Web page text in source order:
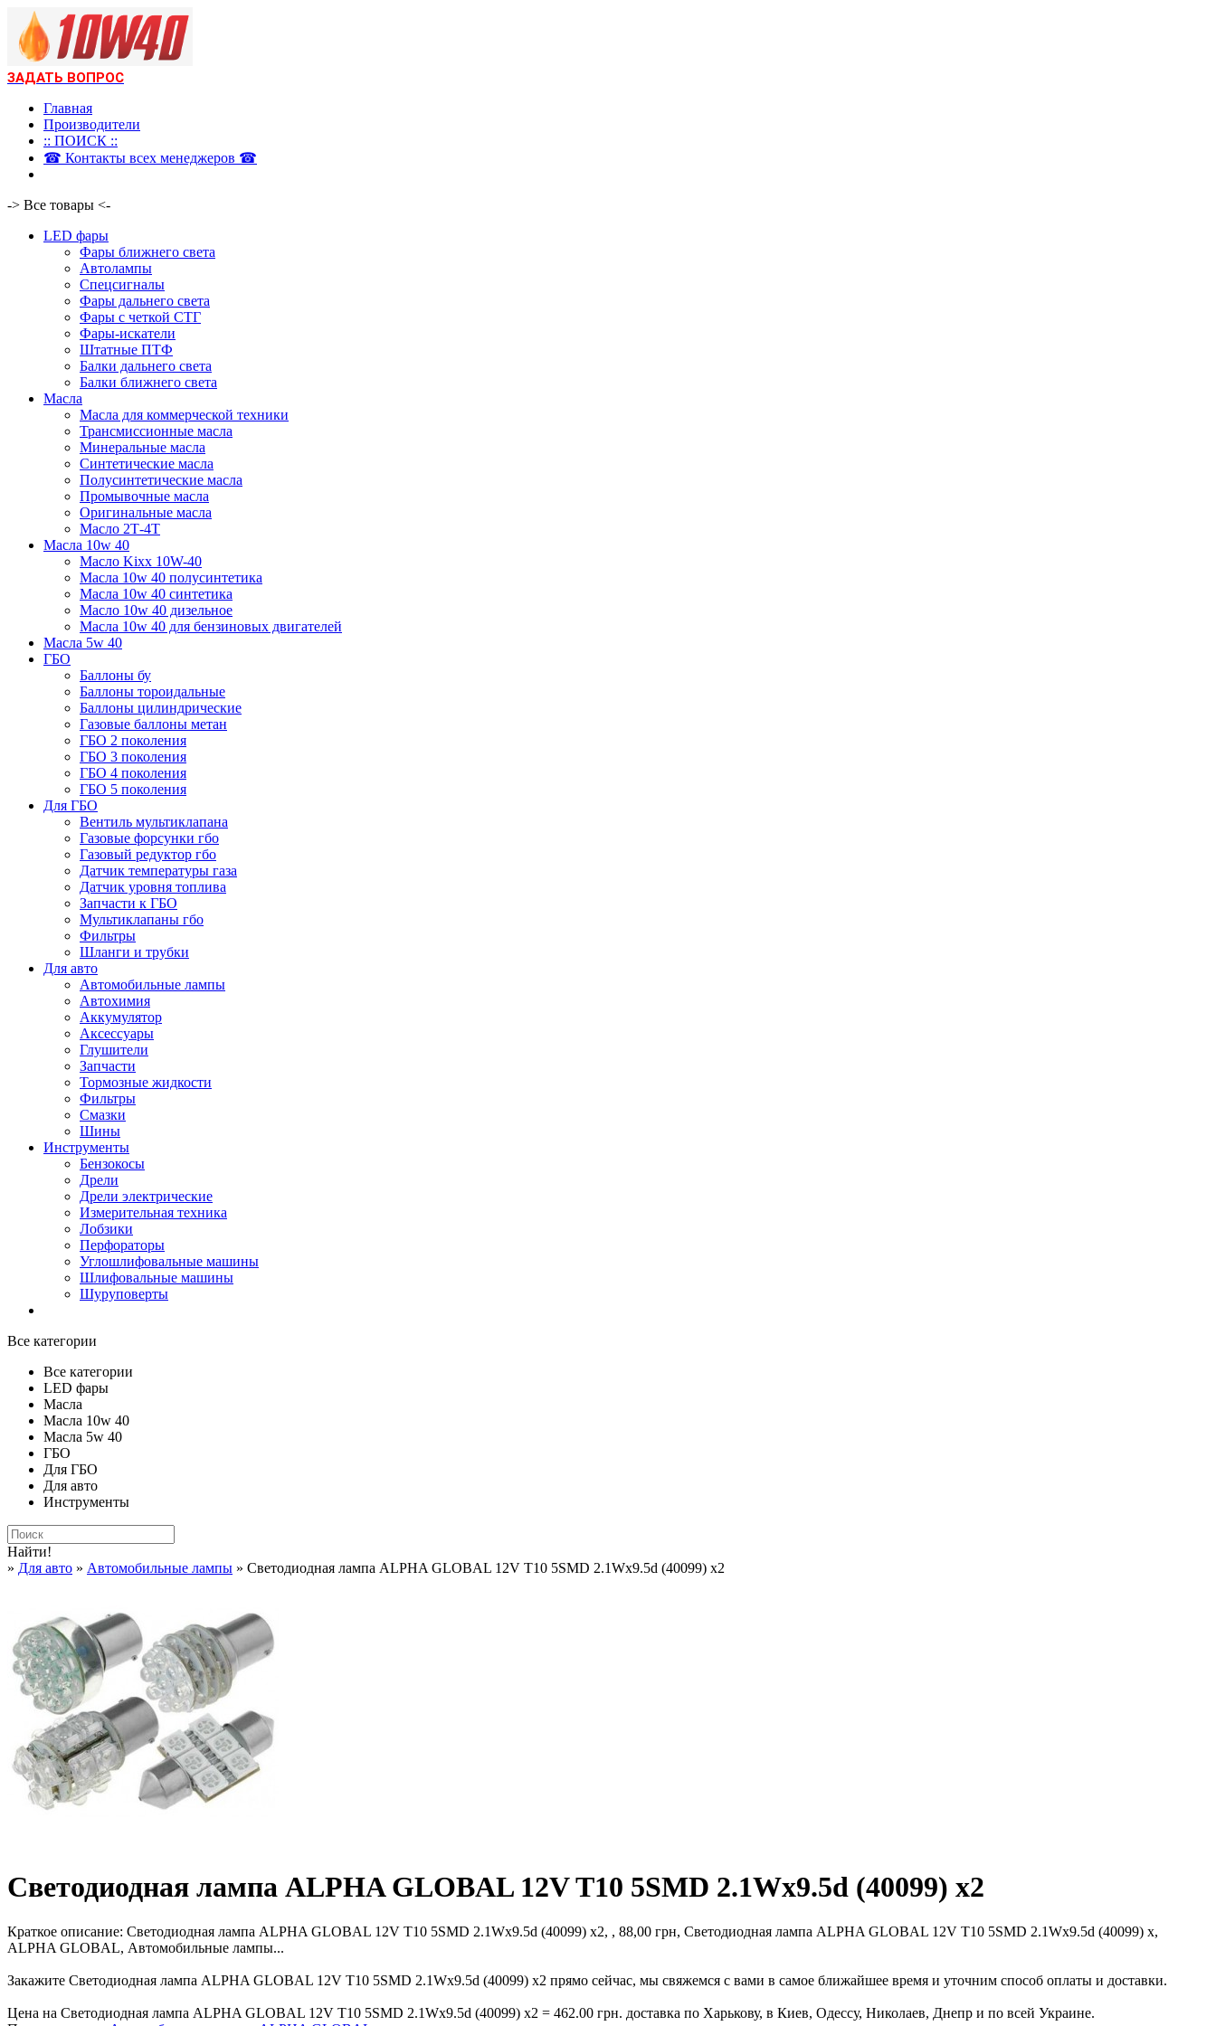
ЗАДАТЬ ВОПРОС
Главная
Производители
:: ПОИСК ::
☎ Контакты всех менеджеров ☎
-> Все товары <-
LED фары
Фары ближнего света
Автолампы
Спецсигналы
Фары дальнего света
Фары с четкой СТГ
Фары-искатели
Штатные ПТФ
Балки дальнего света
Балки ближнего света
Масла
Масла для коммерческой техники
Трансмиссионные масла
Минеральные масла
Синтетические масла
Полусинтетические масла
Промывочные масла
Оригинальные масла
Масло 2Т-4Т
Масла 10w 40
Mасло Kixx 10W-40
Масла 10w 40 полусинтетика
Масла 10w 40 синтетика
Масло 10w 40 дизельное
Масла 10w 40 для бензиновых двигателей
Масла 5w 40
ГБО
Баллоны бу
Баллоны тороидальные
Баллоны цилиндрические
Газовые баллоны метан
ГБО 2 поколения
ГБО 3 поколения
ГБО 4 поколения
ГБО 5 поколения
Для ГБО
Вентиль мультиклапана
Газовые форсунки гбо
Газовый редуктор гбо
Датчик температуры газа
Датчик уровня топлива
Запчасти к ГБО
Мультиклапаны гбо
Фильтры
Шланги и трубки
Для авто
Автомобильные лампы
Автохимия
Аккумулятор
Аксессуары
Глушители
Запчасти
Тормозные жидкости
Фильтры
Смазки
Шины
Инструменты
Бензокосы
Дрели
Дрели электрические
Измерительная техника
Лобзики
Перфораторы
Углошлифовальные машины
Шлифовальные машины
Шуруповерты
Все категории
Все категории
LED фары
Масла
Масла 10w 40
Масла 5w 40
ГБО
Для ГБО
Для авто
Инструменты
Найти!
» Для авто » Автомобильные лампы » Светодиодная лампа ALPHA GLOBAL 12V T10 5SMD 2.1Wx9.5d (40099) x2
Светодиодная лампа ALPHA GLOBAL 12V T10 5SMD 2.1Wx9.5d (40099) x2
Краткое описание: Светодиодная лампа ALPHA GLOBAL 12V T10 5SMD 2.1Wx9.5d (40099) x2, , 88,00 грн, Светодиодная лампа ALPHA GLOBAL 12V T10 5SMD 2.1Wx9.5d (40099) x,
ALPHA GLOBAL, Автомобильные лампы...
Закажите Светодиодная лампа ALPHA GLOBAL 12V T10 5SMD 2.1Wx9.5d (40099) x2 прямо сейчас, мы свяжемся с вами в самое ближайшее время и уточним способ оплаты и доставки.
Цена на Светодиодная лампа ALPHA GLOBAL 12V T10 5SMD 2.1Wx9.5d (40099) x2 = 462.00 грн. доставка по Харькову, в Киев, Одессу, Николаев, Днепр и по всей Украине.